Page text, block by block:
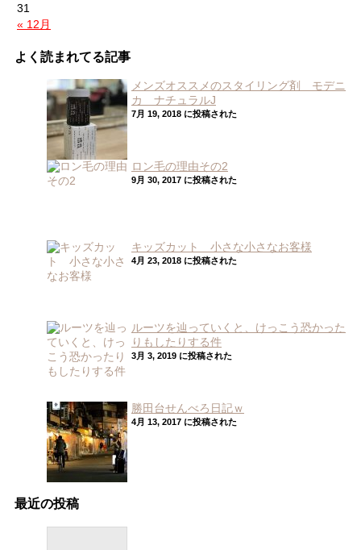
« 12月
31
よく読まれてる記事
メンズオススメのスタイリング剤 モデニ
カ ナチュラルJ
7月 19, 2018 に投稿された
ロン毛の理由その2
9月 30, 2017 に投稿された
キッズカット 小さな小さなお客様
4月 23, 2018 に投稿された
ルーツを辿っていくと、けっこう恐かった
りもしたりする件
3月 3, 2019 に投稿された
勝田台せんべろ日記ｗ
4月 13, 2017 に投稿された
最近の投稿